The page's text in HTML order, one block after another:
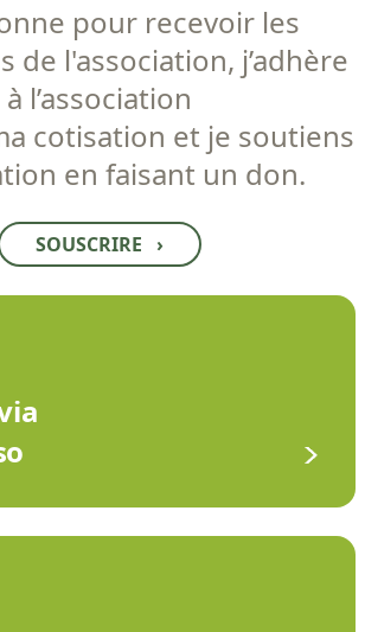
pour recevoir les
de l'association, j’adhère
à l’association
cotisation et je soutiens
en faisant un don.
SOUSCRIRE ›